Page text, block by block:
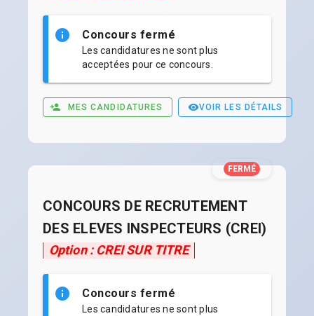
Concours fermé
Les candidatures ne sont plus
acceptées pour ce concours.
MES CANDIDATURES VOIR LES DÉTAILS
FERMÉ
CONCOURS DE RECRUTEMENT
DES ELEVES INSPECTEURS (CREI)
Option : CREI SUR TITRE
Concours fermé
Les candidatures ne sont plus